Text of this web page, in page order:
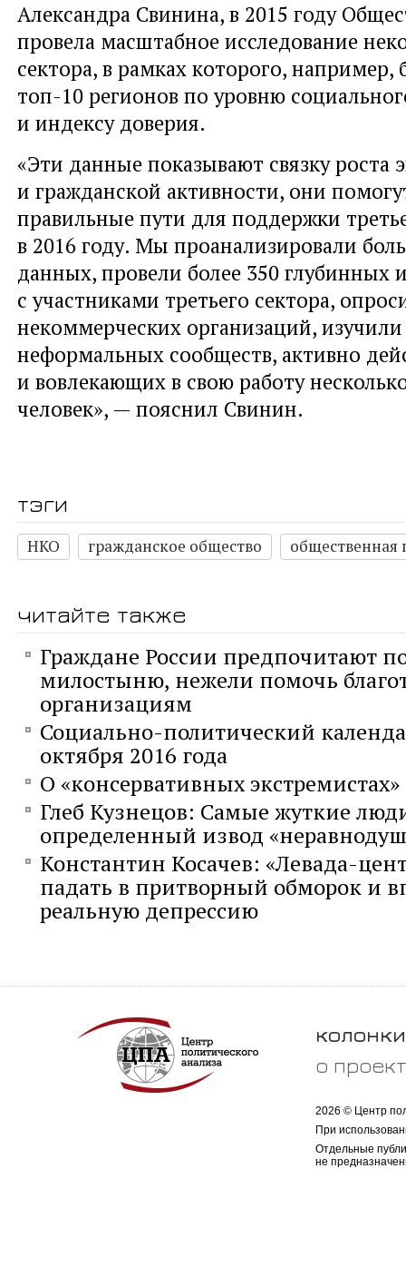
Александра Свинина, в 2015 году
провела масштабное исследование
сектора, в рамках которого,
топ-10 регионов по уровню
и индексу доверия.
«Эти данные показывают связку роста
и гражданской активности, они
правильные пути для поддержки
в 2016 году. Мы проанализировали
данных, провели более 350 глубинных
с участниками третьего сектора,
некоммерческих организаций, изучили
неформальных сообществ, активно
и вовлекающих в свою работу
человек», — пояснил Свинин.
тэги
НКО гражданское общество общественная
читайте также
Граждане России предпочитают
милостыню, нежели помочь
организациям
Социально-политический
октября 2016 года
О «консервативных экстремистах»
Глеб Кузнецов: Самые жуткие
определенный извод
Константин Косачев: «Левада-
падать в притворный обморок и
реальную депрессию
колонки
о
2026 © Центр
При
Отдельные
не